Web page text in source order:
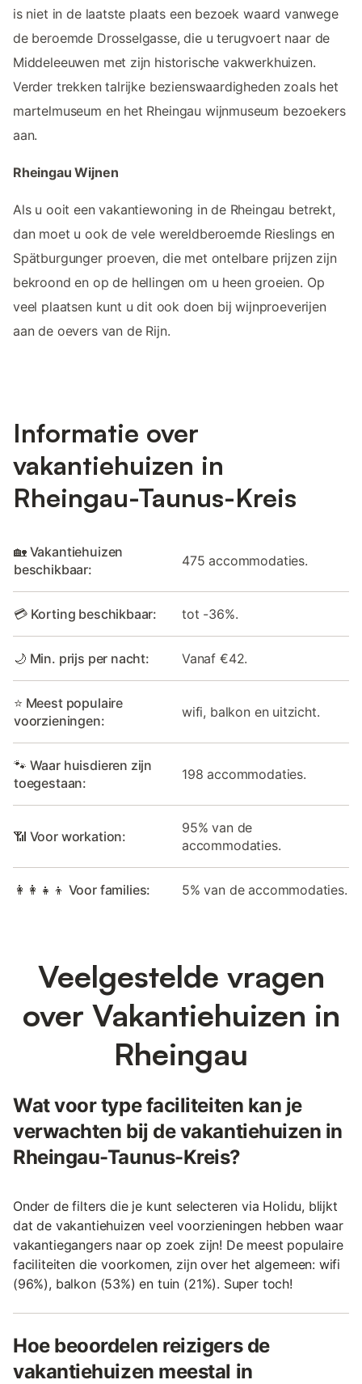
is niet in de laatste plaats een bezoek waard vanwege
de beroemde Drosselgasse, die u terugvoert naar de
Middeleeuwen met zijn historische vakwerkhuizen.
Verder trekken talrijke bezienswaardigheden zoals het
martelmuseum en het Rheingau wijnmuseum bezoekers
aan.
Rheingau Wijnen
Als u ooit een vakantiewoning in de Rheingau betrekt,
dan moet u ook de vele wereldberoemde Rieslings en
Spätburgunger proeven, die met ontelbare prijzen zijn
bekroond en op de hellingen om u heen groeien. Op
veel plaatsen kunt u dit ook doen bij wijnproeverijen
aan de oevers van de Rijn.
Informatie over
vakantiehuizen in
Rheingau-Taunus-Kreis
🏡 Vakantiehuizen
beschikbaar:
475 accommodaties.
💳 Korting beschikbaar: tot -36%.
🌙 Min. prijs per nacht: Vanaf €42.
⭐ Meest populaire
voorzieningen:
wifi, balkon en uitzicht.
🐾 Waar huisdieren zijn
toegestaan:
198 accommodaties.
📶 Voor workation:
95% van de
accommodaties.
👩‍👩‍👧‍👦 Voor families: 5% van de accommodaties.
Veelgestelde vragen
over Vakantiehuizen in
Rheingau
Wat voor type faciliteiten kan je
verwachten bij de vakantiehuizen in
Rheingau-Taunus-Kreis?
Onder de filters die je kunt selecteren via Holidu, blijkt
dat de vakantiehuizen veel voorzieningen hebben waar
vakantiegangers naar op zoek zijn! De meest populaire
faciliteiten die voorkomen, zijn over het algemeen: wifi
(96%), balkon (53%) en tuin (21%). Super toch!
Hoe beoordelen reizigers de
vakantiehuizen meestal in